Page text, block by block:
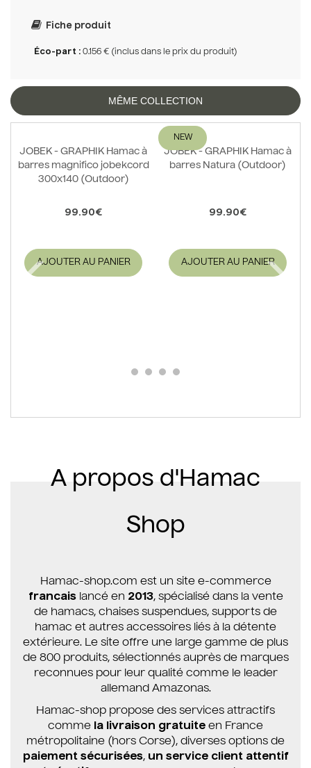
Fiche produit
Éco-part : 0.156 € (inclus dans le prix du produit)
MÊME COLLECTION
JOBEK - GRAPHIK Hamac à
barres magnifico jobekcord
300x140 (Outdoor)
99.90€
AJOUTER AU PANIER
JOBEK - GRAPHIK Hamac à
barres Natura (Outdoor)
99.90€
AJOUTER AU PANIER
A propos d'Hamac
Shop
Hamac-shop.com est un site e-commerce
francaislancé en 2013, spécialisé dans la vente
de hamacs, chaises suspendues, supports de
hamac et autres accessoires liés à la détente
extérieure. Le site offre une large gamme de plus
de 800 produits, sélectionnés auprès de marques
reconnues pour leur qualité comme le leader
allemand Amazonas.
Hamac-shop propose des services attractifs
comme la livraison gratuite en France
métropolitaine (hors Corse), diverses options de
paiement sécurisées, un service client attentif